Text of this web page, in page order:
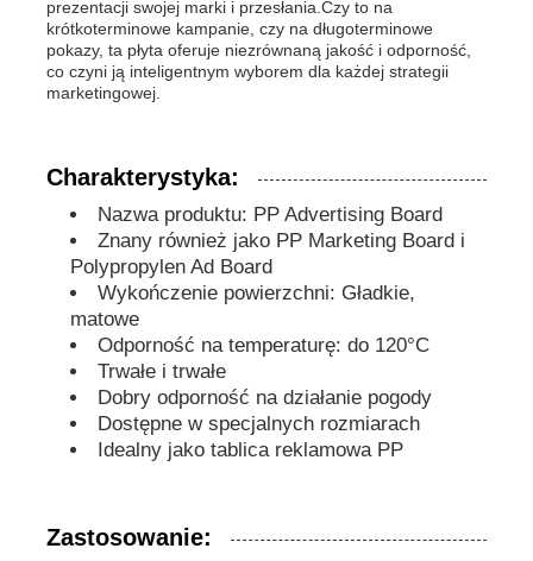
PP Advertising Board
Zarząd PPS
Płyta polipropylenowa trudnopalna
PP Hollow Construction Board
Płyta ścienna PP
prezentacji swojej marki i przesłania.Czy to na
krótkoterminowe kampanie, czy na długoterminowe
pokazy, ta płyta oferuje niezrównaną jakość i odporność,
co czyni ją inteligentnym wyborem dla każdej strategii
marketingowej.
Charakterystyka:
Nazwa produktu: PP Advertising Board
Znany również jako PP Marketing Board i
Polypropylen Ad Board
Wykończenie powierzchni: Gładkie,
matowe
Odporność na temperaturę: do 120°C
Trwałe i trwałe
Dobry odporność na działanie pogody
Dostępne w specjalnych rozmiarach
Idealny jako tablica reklamowa PP
Zastosowanie: